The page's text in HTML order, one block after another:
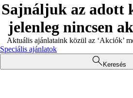
Sajnáljuk az adott
jelenleg nincsen
Aktuális ajánlataink közül az ‘Akciók’
Speciális ajánlatok
Keresés